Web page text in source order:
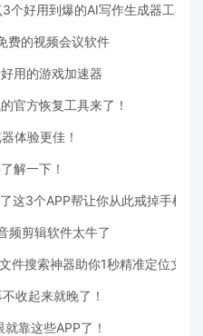
好用到爆的AI写作生成器工具
费的视频会议软件
用的游戏加速器
官方恢复工具来了！
体验更佳！
解一下！
这3个APP帮让你从此戒掉手机！
频剪辑软件太牛了
件搜索神器助你1秒精准定位文件
收起来就晚了！
靠这些APP了！